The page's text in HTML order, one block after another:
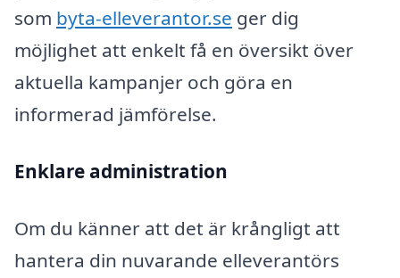
som byta-elleverantor.se ger dig
möjlighet att enkelt få en översikt över
aktuella kampanjer och göra en
informerad jämförelse.
Enklare administration
Om du känner att det är krångligt att
hantera din nuvarande elleverantörs